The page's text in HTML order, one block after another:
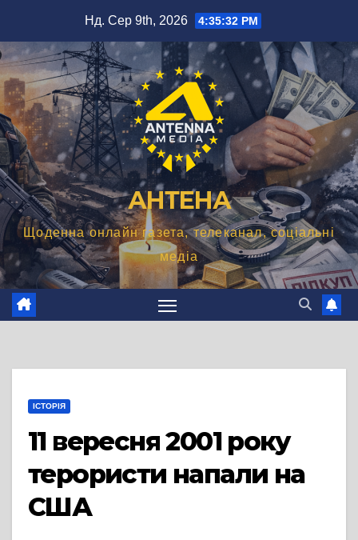
вмісту
Нд. Сер 9th, 2026 4:35:34 PM
АНТЕНА
Щоденна онлайн газета, телеканал, соціальні
медіа
ІСТОРІЯ
11 вересня 2001 року
терористи напали на
США